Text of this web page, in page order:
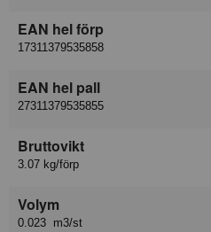
EAN hel förp
17311379535858
EAN hel pall
27311379535855
Bruttovikt
3.07 kg/förp
Volym
0.023 m3/st